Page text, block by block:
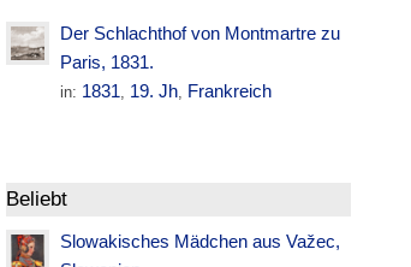
Der Schlachthof von Montmartre zu
Paris, 1831.
in: 1831, 19. Jh, Frankreich
Beliebt
Slowakisches Mädchen aus Važec,